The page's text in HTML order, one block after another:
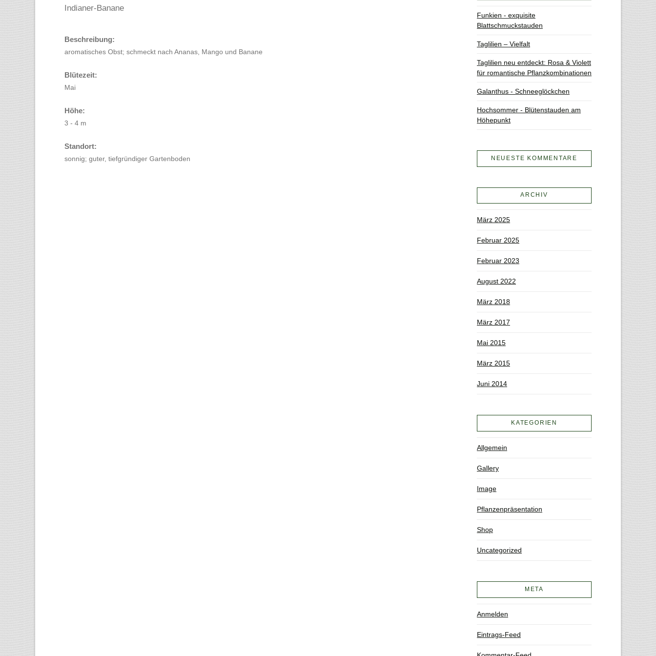
Indianer-Banane
Beschreibung:
aromatisches Obst; schmeckt nach Ananas, Mango und Banane
Blütezeit:
Mai
Höhe:
3 - 4 m
Standort:
sonnig; guter, tiefgründiger Gartenboden
Funkien - exquisite
Blattschmuckstauden
Taglilien – Vielfalt
Taglilien neu entdeckt: Rosa & Violett
für romantische Pflanzkombinationen
Galanthus - Schneeglöckchen
Hochsommer - Blütenstauden am
Höhepunkt
NEUESTE KOMMENTARE
ARCHIV
März 2025
Februar 2025
Februar 2023
August 2022
März 2018
März 2017
Mai 2015
März 2015
Juni 2014
KATEGORIEN
Allgemein
Gallery
Image
Pflanzenpräsentation
Shop
Uncategorized
META
Anmelden
Eintrags-Feed